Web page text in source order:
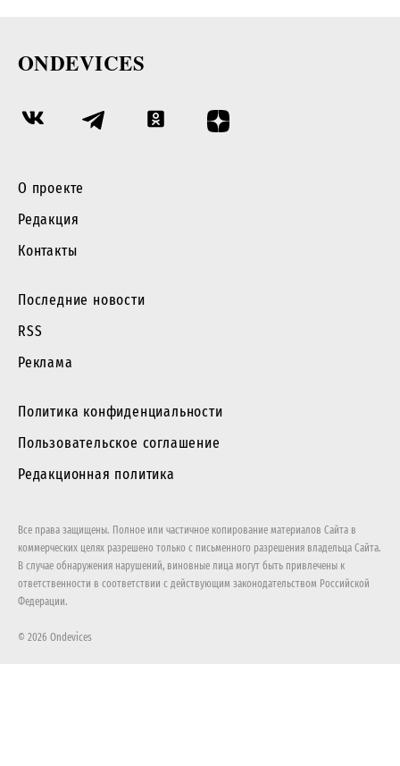
ONDEVICES
О проекте
Редакция
Контакты
Последние новости
RSS
Реклама
Политика конфиденциальности
Пользовательское соглашение
Редакционная политика
Все права защищены. Полное или частичное копирование материалов Сайта в
коммерческих целях разрешено только с письменного разрешения владельца Сайта.
В случае обнаружения нарушений, виновные лица могут быть привлечены к
ответственности в соответствии с действующим законодательством Российской
Федерации.
© 2026 Ondevices